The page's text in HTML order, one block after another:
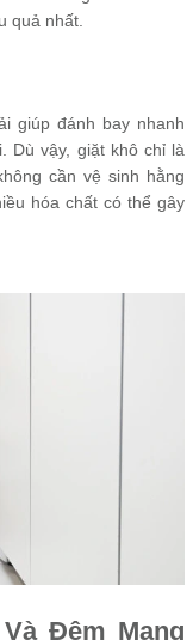
quả nhất.
giúp đánh bay nhanh
Dù vậy, giặt khô chỉ là
cần vệ sinh hằng
hóa chất có thể gây
Đệm Mang